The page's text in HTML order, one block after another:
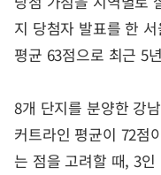
지 당첨자 발표를 한
평균 63점으로 최근 5
8개 단지를 분양한 강
커트라인 평균이 72점
는 점을 고려할 때, 3